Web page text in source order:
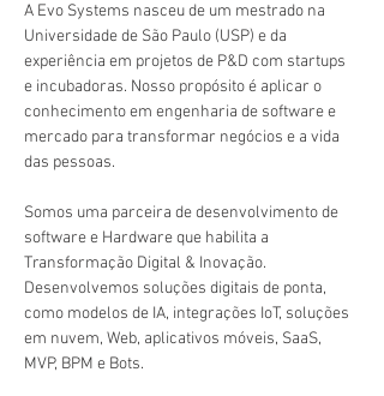
A Evo Systems nasceu de um mestrado na
Universidade de São Paulo (USP) e da
experiência em projetos de P&D com startups
e incubadoras. Nosso propósito é aplicar o
conhecimento em engenharia de software e
mercado para transformar negócios e a vida
das pessoas.
Somos uma parceira de desenvolvimento de
software e Hardware que habilita a
Transformação Digital & Inovação.
Desenvolvemos soluções digitais de ponta,
como modelos de IA, integrações IoT, soluções
em nuvem, Web, aplicativos móveis, SaaS,
MVP, BPM e Bots.